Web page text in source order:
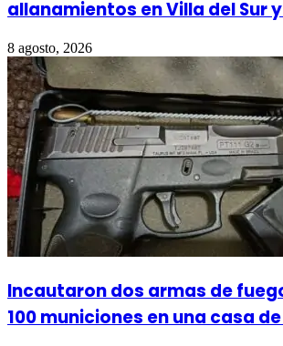
allanamientos en Villa del Sur
8 agosto, 2026
Incautaron dos armas de
100 municiones en una casa